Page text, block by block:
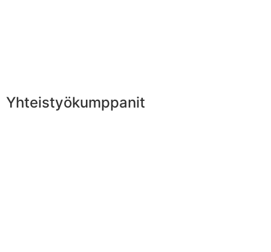
Yhteistyökumppanit